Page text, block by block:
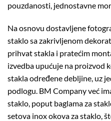
pouzdanosti, jednostavne
Na osnovu dostavljene
staklo sa zakrivljenom
prihvat stakla i pratećim
izvedba upućuje na proizvod
stakla određene debljine, uz
podlogu. BM Company već
staklo, poput baglama za
setova inox okova za staklo,